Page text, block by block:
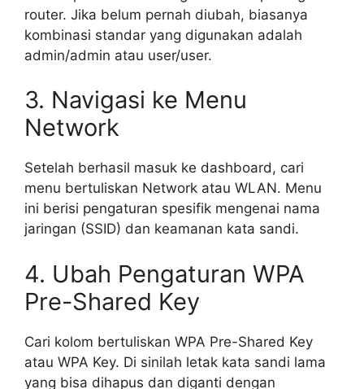
router. Jika belum pernah diubah, biasanya
kombinasi standar yang digunakan adalah
admin/admin atau user/user.
3. Navigasi ke Menu
Network
Setelah berhasil masuk ke dashboard, cari
menu bertuliskan Network atau WLAN. Menu
ini berisi pengaturan spesifik mengenai nama
jaringan (SSID) dan keamanan kata sandi.
4. Ubah Pengaturan WPA
Pre-Shared Key
Cari kolom bertuliskan WPA Pre-Shared Key
atau WPA Key. Di sinilah letak kata sandi lama
yang bisa dihapus dan diganti dengan